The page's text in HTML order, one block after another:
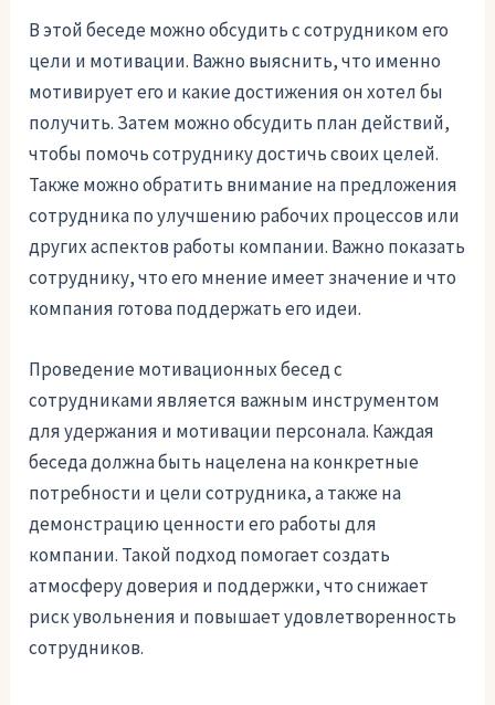
В этой беседе можно обсудить с сотрудником его
цели и мотивации. Важно выяснить, что именно
мотивирует его и какие достижения он хотел бы
получить. Затем можно обсудить план действий,
чтобы помочь сотруднику достичь своих целей.
Также можно обратить внимание на предложения
сотрудника по улучшению рабочих процессов или
других аспектов работы компании. Важно показать
сотруднику, что его мнение имеет значение и что
компания готова поддержать его идеи.
Проведение мотивационных бесед с
сотрудниками является важным инструментом
для удержания и мотивации персонала. Каждая
беседа должна быть нацелена на конкретные
потребности и цели сотрудника, а также на
демонстрацию ценности его работы для
компании. Такой подход помогает создать
атмосферу доверия и поддержки, что снижает
риск увольнения и повышает удовлетворенность
сотрудников.